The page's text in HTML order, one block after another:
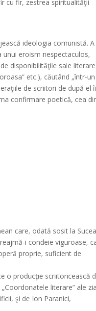
cu fir, zestrea spiritualităţii
ideologia comunistă. A
eroism nespectaculos,
disponibilităţile sale
etc.), căutând „într-un
de scriitori de după el îi
confirmare poetică, cea
care, odată sosit la
i condeie viguroase,
proprie, suficient de
o producţie scriitoricească
literare” ale
şi de Ion Paranici,